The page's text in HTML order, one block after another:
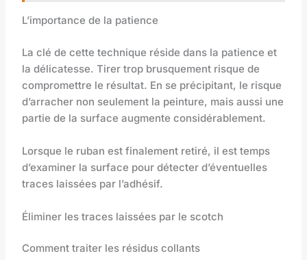
L’importance de la patience
La clé de cette technique réside dans la patience et
la délicatesse. Tirer trop brusquement risque de
compromettre le résultat. En se précipitant, le risque
d’arracher non seulement la peinture, mais aussi une
partie de la surface augmente considérablement.
Lorsque le ruban est finalement retiré, il est temps
d’examiner la surface pour détecter d’éventuelles
traces laissées par l’adhésif.
Éliminer les traces laissées par le scotch
Comment traiter les résidus collants